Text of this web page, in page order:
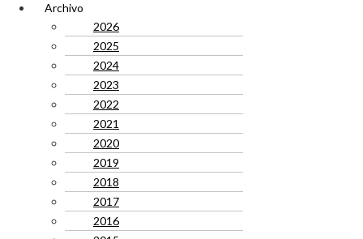
Archivo
2026
2025
2024
2023
2022
2021
2020
2019
2018
2017
2016